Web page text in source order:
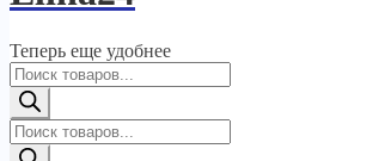
Теперь еще удобнее
Поиск
товаров
Поиск
товаров